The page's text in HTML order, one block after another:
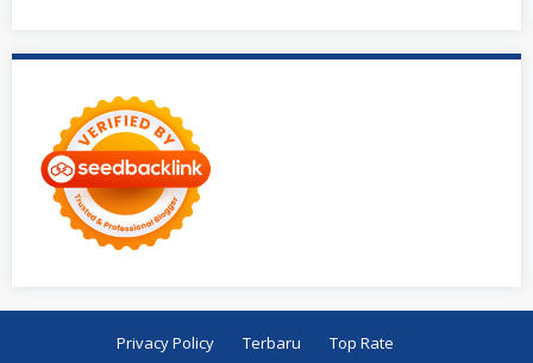
Privacy Policy Terbaru Top Rate